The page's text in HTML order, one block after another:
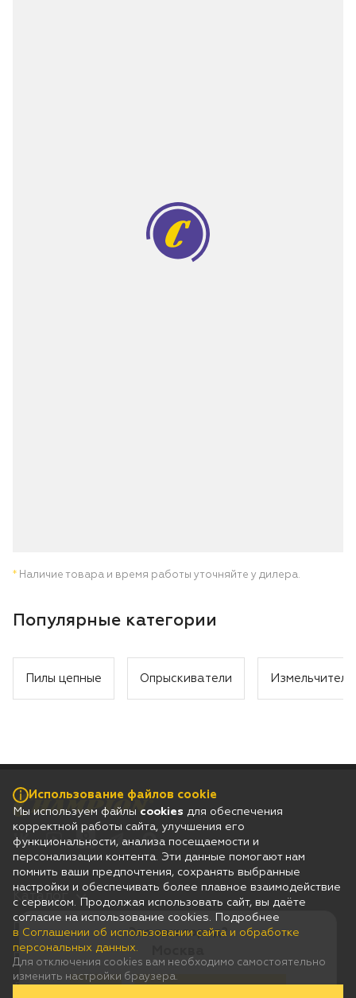
Это ваш город?
* Наличие товара и время работы уточняйте у дилера.
Популярные категории
Пилы цепные Опрыскиватели Измельчители
Гарантия
Покупателям
Дилерам
Каталог
Использование файлов cookie
Мы используем файлы cookies для обеспечения
корректной работы сайта, улучшения его
функциональности, анализа посещаемости и
персонализации контента. Эти данные помогают нам
помнить ваши предпочтения, сохранять выбранные
настройки и обеспечивать более плавное взаимодействие
с сервисом. Продолжая использовать сайт, вы даёте
согласие на использование cookies. Подробнее
в Соглашении об использовании сайта и обработке
персональных данных.
Для отключения cookies вам необходимо самостоятельно
изменить настройки браузера.